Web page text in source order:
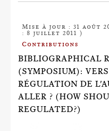
Mise à jour : 31 août
: 8 juillet 2011 )
Contributions
BIBLIOGRAPHICAL
(SYMPOSIUM):
RÉGULATION DE
ALLER ? (HOW
REGULATED?)